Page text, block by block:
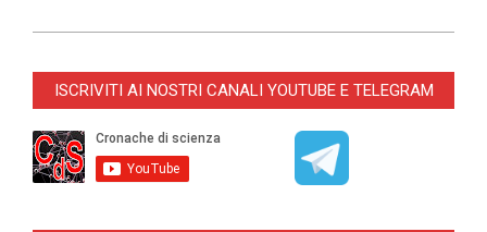
11-
ISCRIVITI AI NOSTRI CANALI YOUTUBE E TELEGRAM